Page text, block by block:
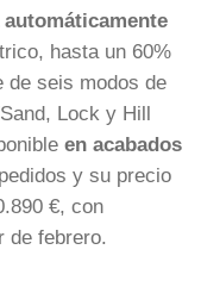
automáticamente
hasta un 60%
de seis modos de
Lock y Hill
en acabados
y su precio
€, con
de febrero.